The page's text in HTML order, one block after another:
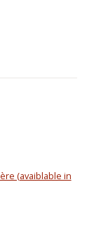
(avaiblable in